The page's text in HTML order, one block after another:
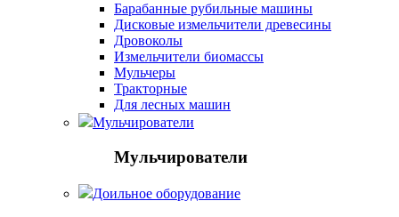
Барабанные рубильные машины
Дисковые измельчители древесины
Дровоколы
Измельчители биомассы
Мульчеры
Тракторные
Для лесных машин
Мульчирователи
Мульчирователи
Доильное оборудование